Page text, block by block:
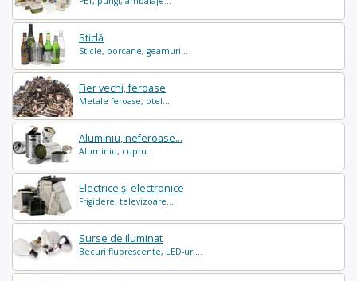
Sticlă
Sticle, borcane, geamuri...
Fier vechi, feroase
Metale feroase, otel...
Aluminiu, neferoase...
Aluminiu, cupru...
Electrice și electronice
Frigidere, televizoare...
Surse de iluminat
Becuri fluorescente, LED-uri...